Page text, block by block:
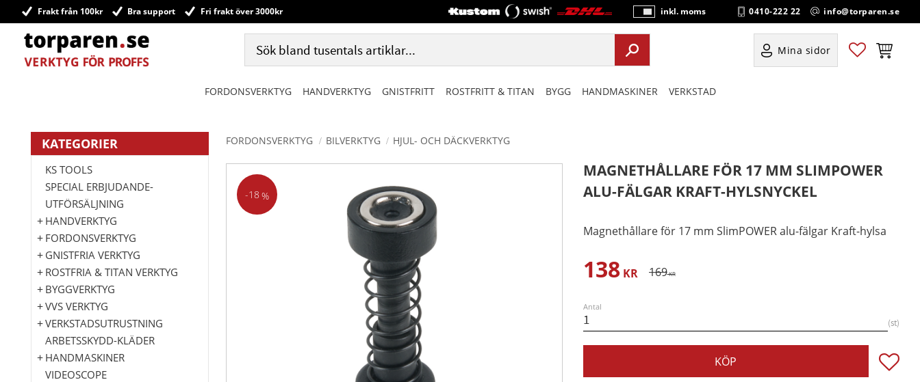
Frakt från 100kr Bra support Fri frakt över 3000kr
P
ri
s
e
vi
inkl. moms 0410-222 22 info@torparen.se
Mina sidor Favoriter
FORDONSVERKTYG HANDVERKTYG GNISTFRITT ROSTFRITT & TITAN BYGG HANDMASKINER VERKSTAD
FORDONSVERKTYG BILVERKTYG HJUL- OCH DÄCKVERKTYG
MAGNETHÅLLARE FÖR 17 MM SLIMPOWER
ALU-FÄLGAR KRAFT-HYLSNYCKEL
Magnethållare för 17 mm SlimPOWER alu-fälgar Kraft-hylsa
18 %
Nedsatt pris:
138KR Ordinarie pris:
169KR
Antal
st
KÖP Lägg
KATEGORIER
KS TOOLS
SPECIAL ERBJUDANDE-
UTFÖRSÄLJNING
HANDVERKTYG
FORDONSVERKTYG
GNISTFRIA VERKTYG
ROSTFRIA & TITAN VERKTYG
BYGGVERKTYG
VVS VERKTYG
VERKSTADSUTRUSTNING
ARBETSSKYDD-KLÄDER
HANDMASKINER
VIDEOSCOPE